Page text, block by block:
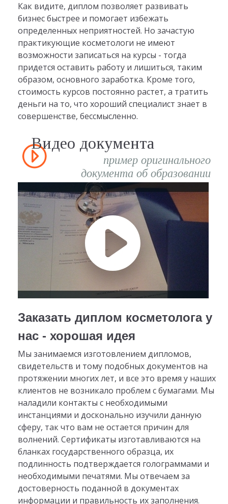
Как видите, диплом позволяет развивать
бизнес быстрее и помогает избежать
определенных неприятностей. Но зачастую
практикующие косметологи не имеют
возможности записаться на курсы - тогда
придется оставить работу и лишиться, таким
образом, основного заработка. Кроме того,
стоимость курсов постоянно растет, а тратить
деньги на то, что хороший специалист знает в
совершенстве, бессмысленно.
Видео документа
пример оригинального
документа об образовании
Заказать диплом косметолога у
нас - хорошая идея
Мы занимаемся изготовлением дипломов,
свидетельств и тому подобных документов на
протяжении многих лет, и все это время у наших
клиентов не возникало проблем с бумагами. Мы
наладили контакты с необходимыми
инстанциями и досконально изучили данную
сферу, так что вам не остается причин для
волнений. Сертификаты изготавливаются на
бланках государственного образца, их
подлинность подтверждается голограммами и
необходимыми печатями. Мы отвечаем за
достоверность поданной в документах
информации и правильность их заполнения.